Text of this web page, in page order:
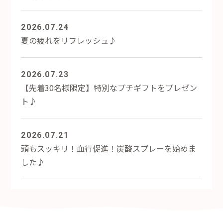
2026.07.24
夏の疲れをリフレッシュ♪
2026.07.23
【先着30名様限定】特別なプチギフトをプレゼン
ト♪
2026.07.21
頭もスッキリ！血行促進！炭酸スプレーを始めま
した♪